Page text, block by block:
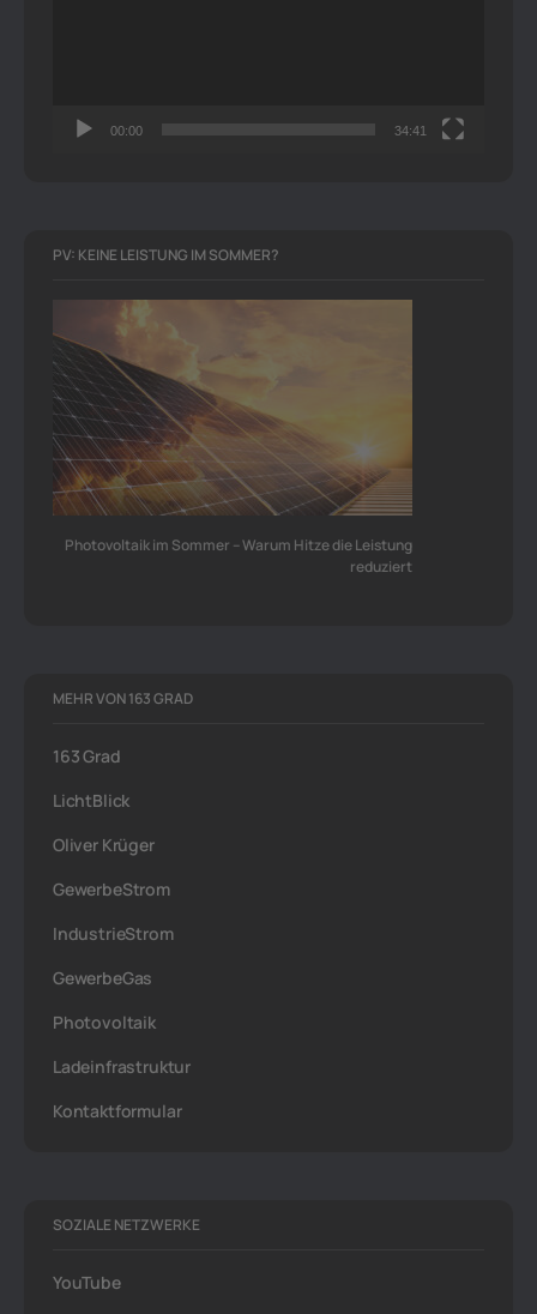
00:00 34:41
PV: KEINE LEISTUNG IM SOMMER?
Photovoltaik im Sommer – Warum Hitze die Leistung
reduziert
MEHR VON 163 GRAD
163 Grad
LichtBlick
Oliver Krüger
GewerbeStrom
IndustrieStrom
GewerbeGas
Photovoltaik
Ladeinfrastruktur
Kontaktformular
SOZIALE NETZWERKE
YouTube